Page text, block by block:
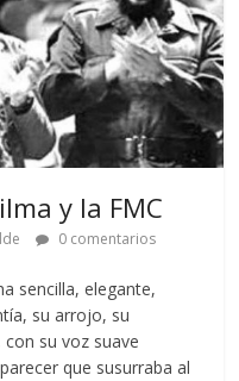
y la FMC
0 comentarios
sencilla, elegante,
su arrojo, su
su voz suave
que susurraba al